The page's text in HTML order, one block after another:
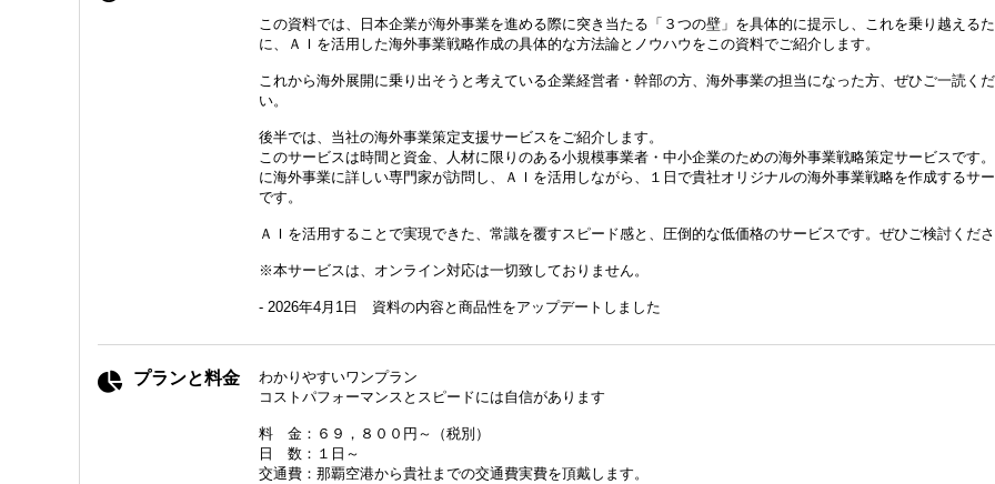
この資料では、日本企業が海外事業を進める際に突き当たる「３つの壁」を具体的に提示し、これを乗り越える
に、ＡＩを活用した海外事業戦略作成の具体的な方法論とノウハウをこの資料でご紹介します。
これから海外展開に乗り出そうと考えている企業経営者・幹部の方、海外事業の担当になった方、ぜひご一読く
い。
後半では、当社の海外事業策定支援サービスをご紹介します。
このサービスは時間と資金、人材に限りのある小規模事業者・中小企業のための海外事業戦略策定サービスです
に海外事業に詳しい専門家が訪問し、ＡＩを活用しながら、１日で貴社オリジナルの海外事業戦略を作成するサ
です。
ＡＩを活用することで実現できた、常識を覆すスピード感と、圧倒的な低価格のサービスです。ぜひご検討くだ
※本サービスは、オンライン対応は一切致しておりません。
- 2026年4月1日 資料の内容と商品性をアップデートしました
プランと料金
わかりやすいワンプラン
コストパフォーマンスとスピードには自信があります
料 金：６９，８００円～（税別）
日 数：１日～
交通費：那覇空港から貴社までの交通費実費を頂戴します。